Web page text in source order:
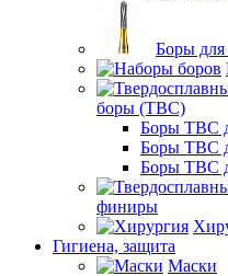
Боры для
боры (ТВС)
Боры ТВС
Боры ТВС
Боры ТВС
финиры
Гигиена, защита
Маски